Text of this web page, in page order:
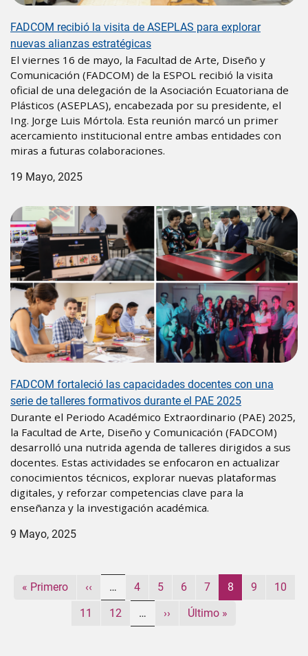
FADCOM recibió la visita de ASEPLAS para explorar
nuevas alianzas estratégicas
El viernes 16 de mayo, la Facultad de Arte, Diseño y
Comunicación (FADCOM) de la ESPOL recibió la visita
oficial de una delegación de la Asociación Ecuatoriana de
Plásticos (ASEPLAS), encabezada por su presidente, el
Ing. Jorge Luis Mórtola. Esta reunión marcó un primer
acercamiento institucional entre ambas entidades con
miras a futuras colaboraciones.
19 Mayo, 2025
Image
FADCOM fortaleció las capacidades docentes con una
serie de talleres formativos durante el PAE 2025
Durante el Periodo Académico Extraordinario (PAE) 2025,
la Facultad de Arte, Diseño y Comunicación (FADCOM)
desarrolló una nutrida agenda de talleres dirigidos a sus
docentes. Estas actividades se enfocaron en actualizar
conocimientos técnicos, explorar nuevas plataformas
digitales, y reforzar competencias clave para la
enseñanza y la investigación académica.
9 Mayo, 2025
Primera página
« Primero Página anterior
‹‹ … Página
4 Página
5 Página
6 Página
7 Página actual
8 Página
9 Página
10
Página
11 Página
12 … Siguiente página
›› Última página
Último »